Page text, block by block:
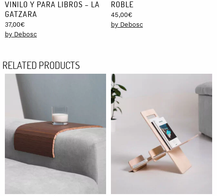
VINILO Y PARA LIBROS – LA
GATZARA
37,00€
by Debosc
ROBLE
45,00€
by Debosc
RELATED PRODUCTS